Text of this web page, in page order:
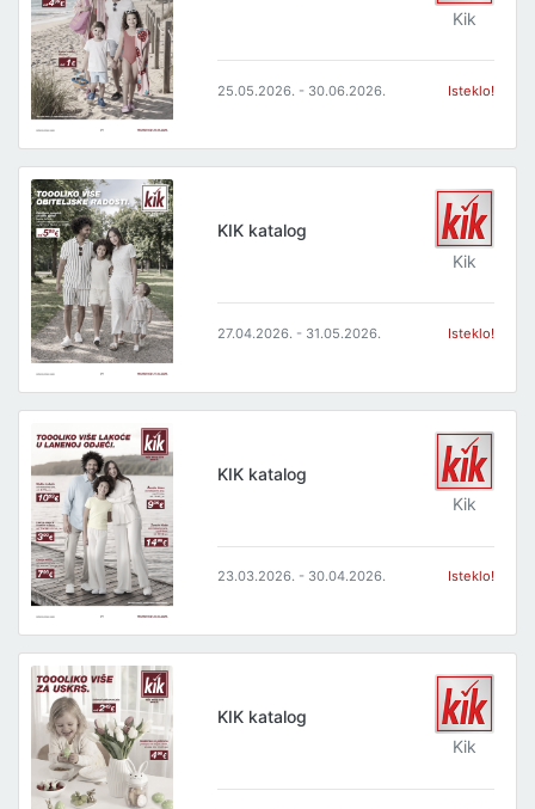
Kik
25.05.2026. - 30.06.2026. Isteklo!
KIK katalog
Kik
27.04.2026. - 31.05.2026. Isteklo!
KIK katalog
Kik
23.03.2026. - 30.04.2026. Isteklo!
KIK katalog
Kik